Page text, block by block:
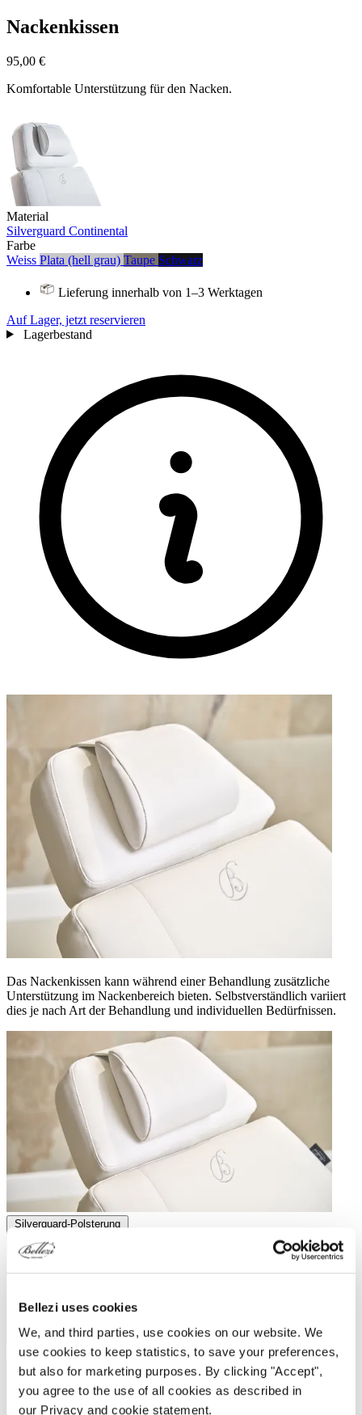
Bellezi uses cookies
We, and third parties, use cookies on our website. We
use cookies to keep statistics, to save your preferences,
but also for marketing purposes. By clicking "Accept",
you agree to the use of all cookies as described in
our Privacy and cookie statement.
Nackenkissen
95,00 €
Komfortable Unterstützung für den Nacken.
Material
Silverguard Continental
Farbe
Weiss Plata (hell grau) Taupe Schwarz
Lieferung innerhalb von 1–3 Werktagen
Auf Lager, jetzt reservieren
Lagerbestand
Das Nackenkissen kann während einer Behandlung zusätzliche
Unterstützung im Nackenbereich bieten. Selbstverständlich variiert
dies je nach Art der Behandlung und individuellen Bedürfnissen.
Silverguard-Polsterung
Silverguard-Polsterung
Stabile Unterstützung des Nackens